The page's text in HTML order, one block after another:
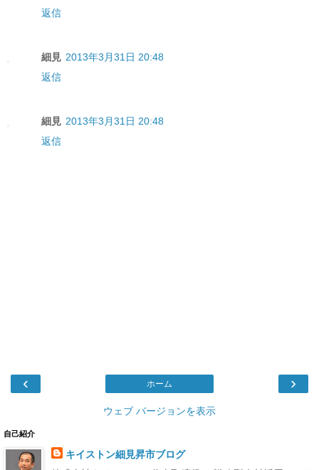
返信
細見 2013年3月31日 20:48
返信
細見 2013年3月31日 20:48
返信
‹ ›
ホーム
ウェブ バージョンを表示
自己紹介
キイストン細見昇市ブログ